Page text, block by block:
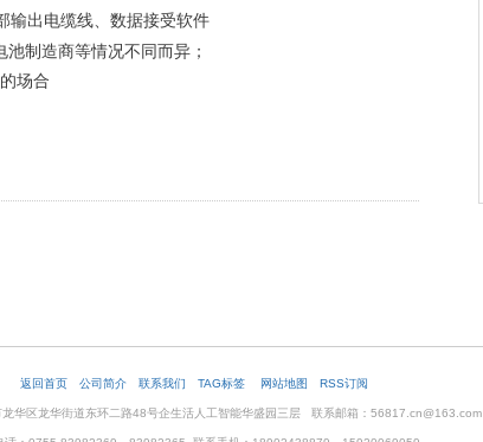
输出电缆线、数据接受软件
制造商等情况不同而异；
场合
返回首页 公司简介 联系我们 TAG标签 网站地图 RSS订阅
龙华区龙华街道东环二路48号企生活人工智能华盛园三层 联系邮箱：56817.cn@163.com